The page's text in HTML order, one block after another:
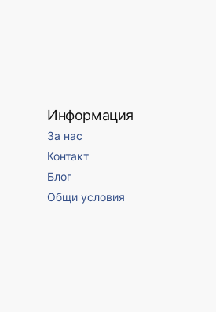
Информация
За нас
Контакт
Блог
Общи условия